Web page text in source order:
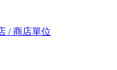
/ 商店單位